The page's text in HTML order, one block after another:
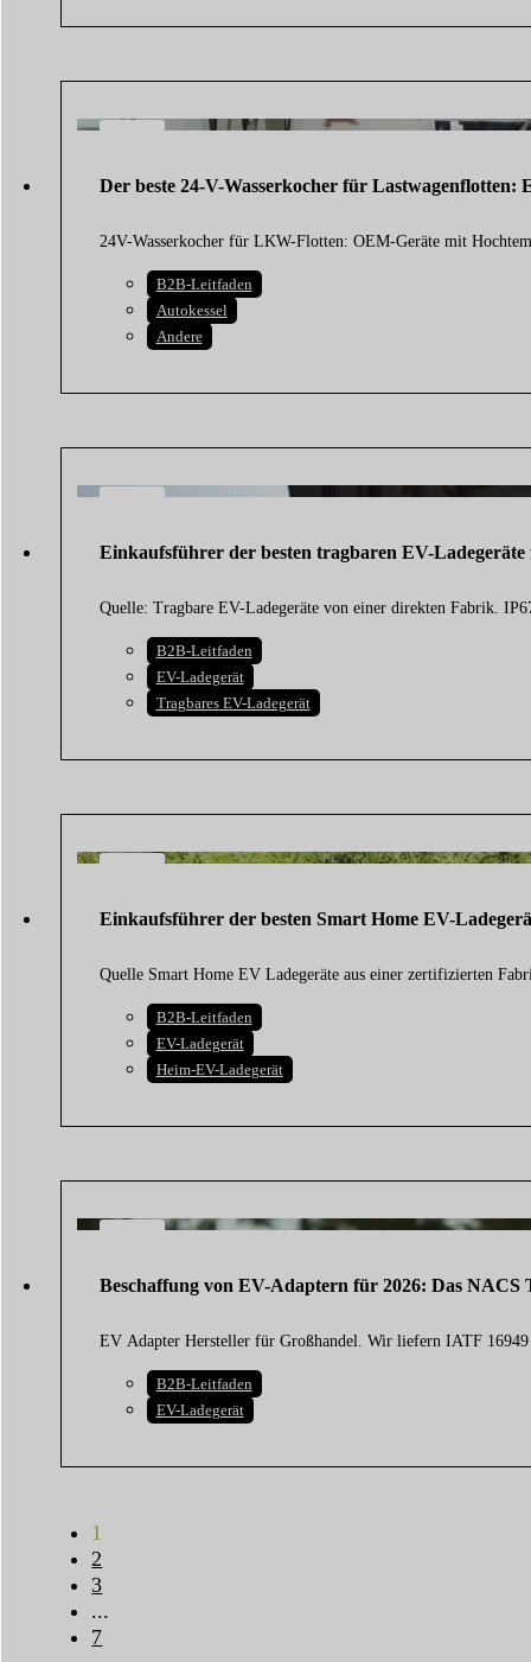
2026
Der beste 24-V-Wasserkocher für
24V-Wasserkocher für LKW-Flotten: OEM-Geräte mit
B2B-Leitfaden
Autokessel
Andere
2026
Einkaufsführer der besten tragbaren EV-
Quelle: Tragbare EV-Ladegeräte von einer direkten Fabrik.
B2B-Leitfaden
EV-Ladegerät
Tragbares EV-Ladegerät
2026
Einkaufsführer der besten Smart Home EV-
Quelle Smart Home EV Ladegeräte aus einer zertifizierten
B2B-Leitfaden
EV-Ladegerät
Heim-EV-Ladegerät
2026
Beschaffung von EV-Adaptern für 2026: Das NACS
EV Adapter Hersteller für Großhandel. Wir liefern IATF
B2B-Leitfaden
EV-Ladegerät
1
2
3
...
7